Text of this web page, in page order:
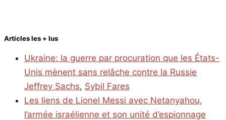
Articles les + lus
Ukraine: la guerre par procuration que les États-
Unis mènent sans relâche contre la Russie
Jeffrey Sachs, Sybil Fares
Les liens de Lionel Messi avec Netanyahou,
l’armée israélienne et son unité d’espionnage